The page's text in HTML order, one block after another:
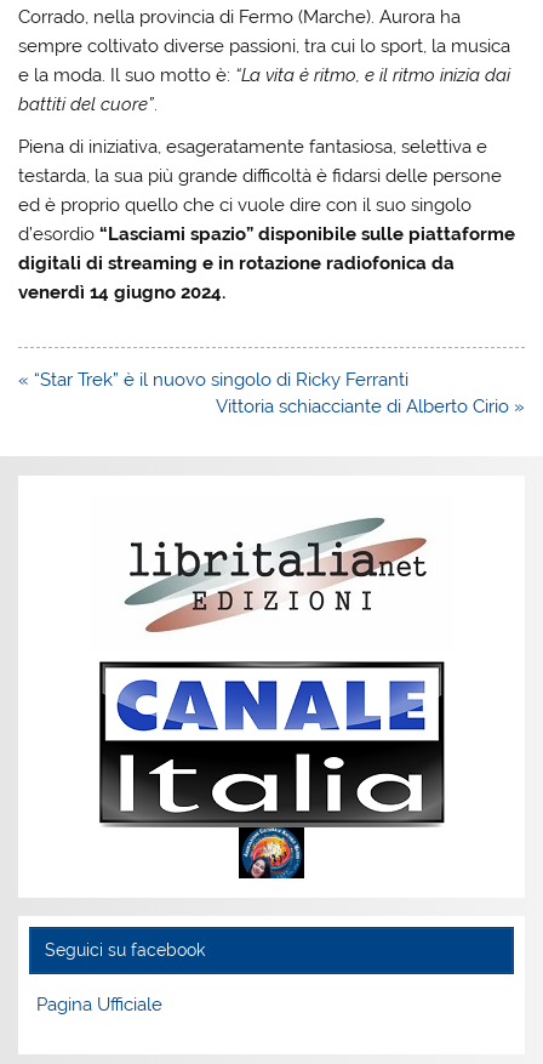
Corrado, nella provincia di Fermo (Marche). Aurora ha
sempre coltivato diverse passioni, tra cui lo sport, la musica
e la moda. Il suo motto è: “La vita è ritmo, e il ritmo inizia dai
battiti del cuore”.
Piena di iniziativa, esageratamente fantasiosa, selettiva e
testarda, la sua più grande difficoltà è fidarsi delle persone
ed è proprio quello che ci vuole dire con il suo singolo
d’esordio “Lasciami spazio” disponibile sulle piattaforme
digitali di streaming e in rotazione radiofonica da
venerdì 14 giugno 2024.
Navigazione
« “Star Trek” è il nuovo singolo di Ricky Ferranti
Vittoria schiacciante di Alberto Cirio »
Seguici su facebook
Pagina Ufficiale